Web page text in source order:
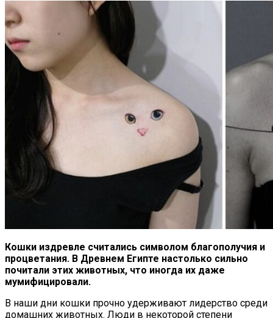
Кошки издревле считались символом благополучия и
процветания. В Древнем Египте настолько сильно
почитали этих животных, что иногда их даже
мумифицировали.
В наши дни кошки прочно удерживают лидерство среди
домашних животных. Люди в некоторой степени